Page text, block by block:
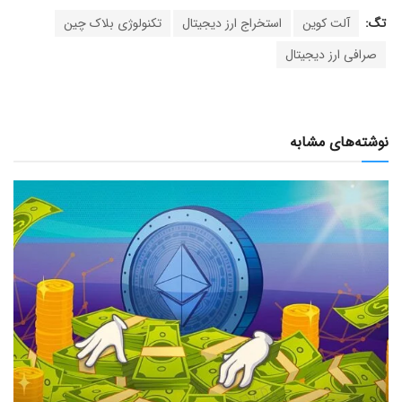
تگ: آلت کوین استخراج ارز دیجیتال
تکنولوژی بلاک چین
صرافی ارز دیجیتال
نوشته‌های مشابه